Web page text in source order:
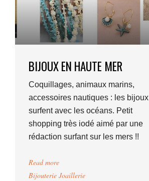
BIJOUX EN HAUTE MER
Coquillages, animaux marins,
accessoires nautiques : les bijoux
surfent avec les océans. Petit
shopping très iodé aimé par une
rédaction surfant sur les mers !!
Read more
Bijouterie Joaillerie